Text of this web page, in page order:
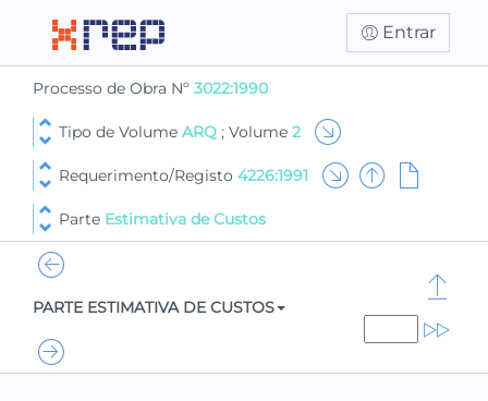
Entrar
Processo de Obra Nº 3022:1990
Tipo de Volume ARQ ; Volume 2
Requerimento/Registo 4226:1991
Parte Estimativa de Custos
PARTE ESTIMATIVA DE CUSTOS